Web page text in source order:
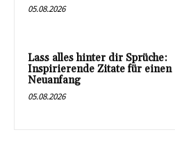
05.08.2026
Lass alles hinter dir Sprüche:
Inspirierende Zitate für einen
Neuanfang
05.08.2026